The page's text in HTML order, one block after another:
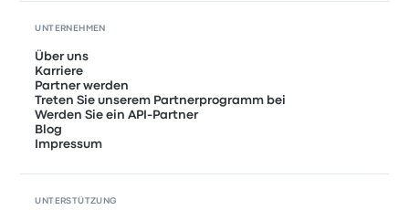
UNTERNEHMEN
Über uns
Karriere
Partner werden
Treten Sie unserem Partnerprogramm bei
Werden Sie ein API-Partner
Blog
Impressum
UNTERSTÜTZUNG